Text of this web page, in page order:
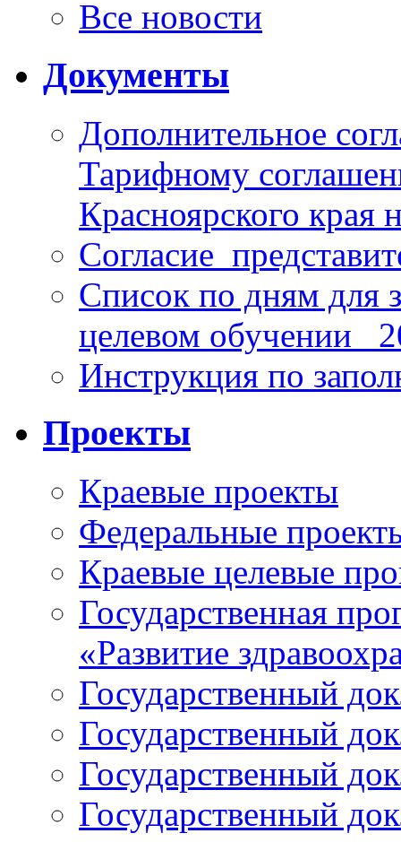
Все новости
Документы
Дополнительное
Тарифному
Красноярского края
Список по дням для
целевом обучении_
Инструкция по
Проекты
Краевые проекты
Федеральные
Краевые целевые
Государственная
«Развитие
Государственный
Государственный
Государственный
Государственный